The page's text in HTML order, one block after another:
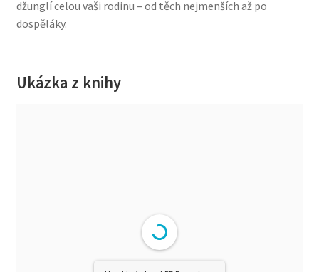
džunglí celou vaši rodinu – od těch nejmenších až po
dospěláky.
Ukázka z knihy